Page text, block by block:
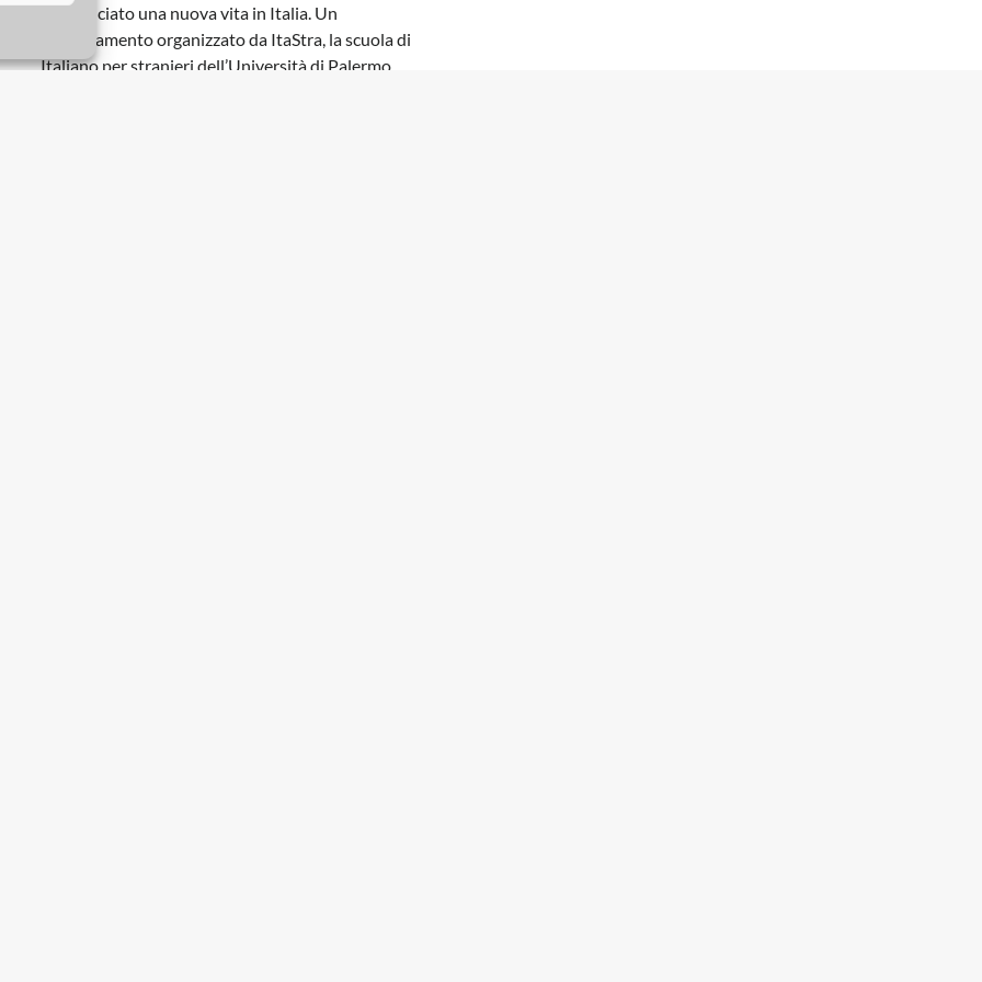
sepolta, un incontro per celebrare un’artista libera
che ha precorso i tempi